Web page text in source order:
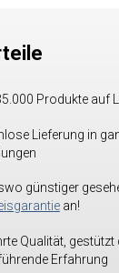
Produkte auf
Lieferung in
günstiger
an!
Qualität,
Erfahrung